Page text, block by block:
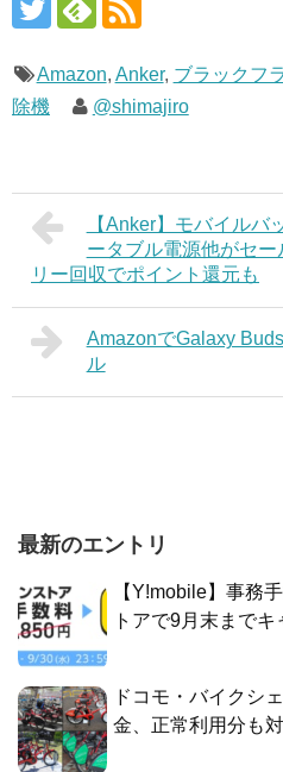
Amazon, Anker, ブラックフ
除機
@shimajiro
【Anker】モバイルバ
ータブル電源他がセ
リー回収でポイント還元も
AmazonでGalaxy
ル
最新のエントリ
【Y!mobile】事務
トアで9月末までキ
ドコモ・バイクシ
金、正常利用分も